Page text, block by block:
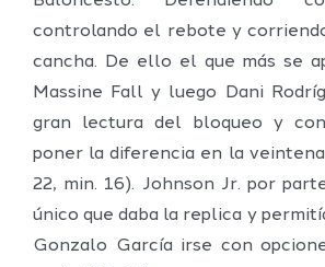
controlando el rebote y
cancha. De ello el que más se
Massine Fall y luego Dani
gran lectura del bloqueo y
poner la diferencia en la
22, min. 16). Johnson Jr. por
único que daba la replica y
Gonzalo García irse con